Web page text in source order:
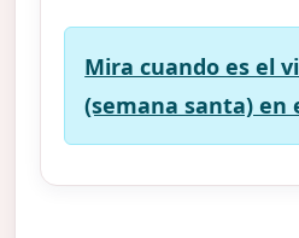
Mira cuando es el
(semana santa) en